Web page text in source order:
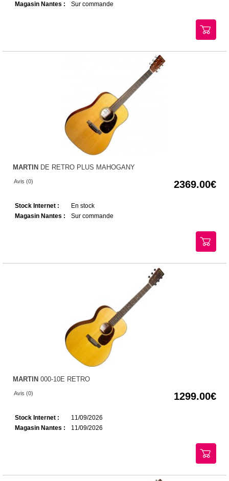
Magasin Nantes :
Sur commande
MARTIN DE RETRO PLUS MAHOGANY
Avis (0) 2369.00
Stock Internet :
En stock
Magasin Nantes :
Sur commande
MARTIN 000-10E RETRO
Avis (0) 1299.00
Stock Internet :
11/09/2026
Magasin Nantes :
11/09/2026